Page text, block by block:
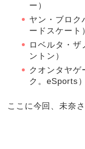
ー）
ヤン・ブロク
ードスケート
ロベルタ・ザ
ントン）
クオンタヤゲ
ク。eSports）
ここに今回、未奈